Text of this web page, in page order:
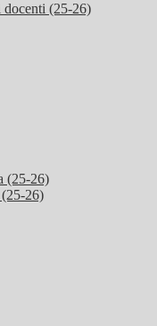
docenti (25-26)
(25-26)
26)